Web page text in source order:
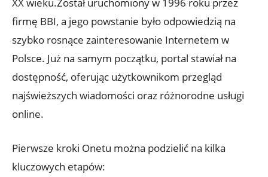
XX wieku.Został uruchomiony w 1996 roku przez
firmę BBI, a jego powstanie było odpowiedzią na
szybko rosnące zainteresowanie Internetem w
Polsce. Już na samym początku, portal stawiał na
dostępność, oferując użytkownikom przegląd
najświeższych wiadomości oraz różnorodne usługi
online.
Pierwsze kroki Onetu można podzielić na kilka
kluczowych etapów: